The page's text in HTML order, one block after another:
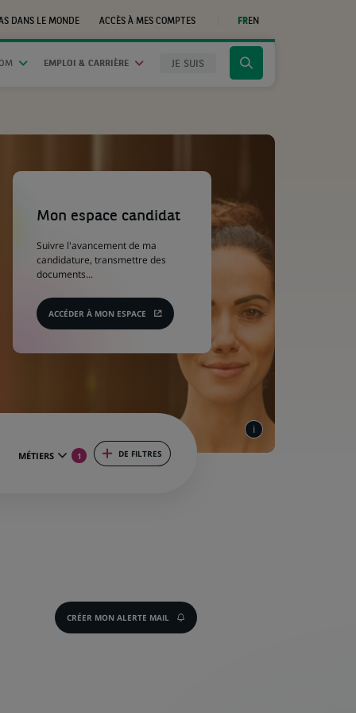
DANS LE MONDE
ACCÈS À MES COMPTES
LIEN
DANS
UN
FREN
EMPLOI & CARRIÈRE JE SUIS
Cliquer
moteur
Mon espace candidat
Suivre l'avancement de ma
candidature, transmettre des
documents...
ACCÉDER À MON ESPACE
(Ce
s'ouvre
dans
nouvel
onglet)
MÉTIERS 1 DE FILTRES
CRÉER MON ALERTE MAIL